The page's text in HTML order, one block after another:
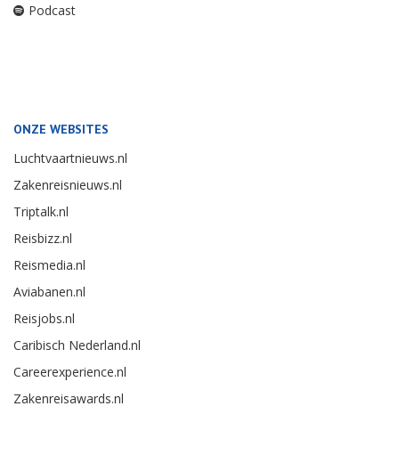
Podcast
ONZE WEBSITES
Luchtvaartnieuws.nl
Zakenreisnieuws.nl
Triptalk.nl
Reisbizz.nl
Reismedia.nl
Aviabanen.nl
Reisjobs.nl
Caribisch Nederland.nl
Careerexperience.nl
Zakenreisawards.nl